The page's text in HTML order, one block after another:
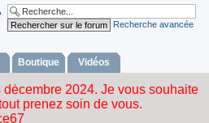
Recherche avancée
Boutique Vidéos